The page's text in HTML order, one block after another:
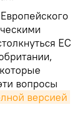
ЕС
вопросы
версией